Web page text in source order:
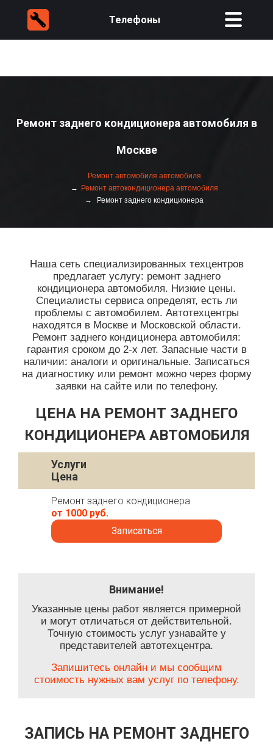
Телефоны
Ремонт заднего кондиционера автомобиля в
Москве
Ремонт автомобиля автомобиля
Ремонт автокондиционера автомобиля
Ремонт заднего кондиционера
Наша сеть специализированных техцентров
предлагает услугу: ремонт заднего
кондиционера автомобиля. Низкие цены.
Специалисты сервиса определят, есть ли
проблемы с автомобилем. Автотехцентры
находятся в Москве и Московской области.
Ремонт заднего кондиционера автомобиля:
гарантия сроком до 2-х лет. Запасные части в
наличии: аналоги и оригинальные. Записаться
на диагностику или ремонт можно через форму
заявки на сайте или по телефону.
ЦЕНА НА РЕМОНТ ЗАДНЕГО
КОНДИЦИОНЕРА АВТОМОБИЛЯ
Услуги
Цена
Ремонт заднего кондиционера
от 1000 руб.
Записаться
Внимание!
Указанные цены работ является примерной
и могут отличаться от действительной.
Точную стоимость услуг узнавайте у
представителей автотехцентра.
Запишитесь онлайн и мы сообщим
стоимость нужных вам услуг по телефону.
ЗАПИСЬ НА РЕМОНТ ЗАДНЕГО